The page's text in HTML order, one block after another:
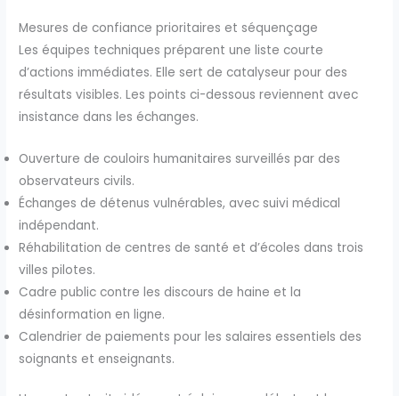
Mesures de confiance prioritaires et séquençage
Les équipes techniques préparent une liste courte
d’actions immédiates. Elle sert de catalyseur pour des
résultats visibles. Les points ci-dessous reviennent avec
insistance dans les échanges.
Ouverture de couloirs humanitaires surveillés par des
observateurs civils.
Échanges de détenus vulnérables, avec suivi médical
indépendant.
Réhabilitation de centres de santé et d’écoles dans trois
villes pilotes.
Cadre public contre les discours de haine et la
désinformation en ligne.
Calendrier de paiements pour les salaires essentiels des
soignants et enseignants.